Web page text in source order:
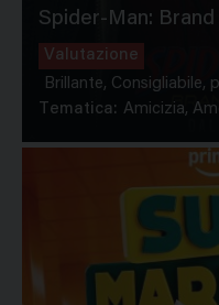
Spider-Man:
Valutazione
Brillante, Consigliabile,
Tematica: Amicizia,